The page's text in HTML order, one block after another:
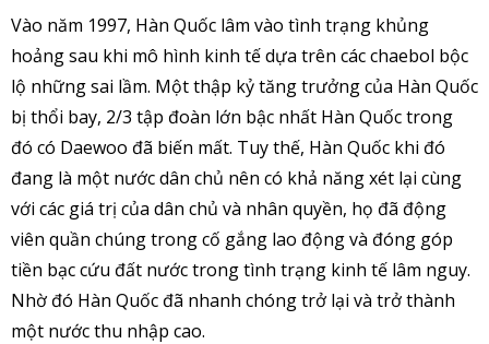
Vào năm 1997, Hàn Quốc lâm vào tình trạng khủng
hoảng sau khi mô hình kinh tế dựa trên các chaebol bộc
lộ những sai lầm. Một thập kỷ tăng trưởng của Hàn Quốc
bị thổi bay, 2/3 tập đoàn lớn bậc nhất Hàn Quốc trong
đó có Daewoo đã biến mất. Tuy thế, Hàn Quốc khi đó
đang là một nước dân chủ nên có khả năng xét lại cùng
với các giá trị của dân chủ và nhân quyền, họ đã động
viên quần chúng trong cố gắng lao động và đóng góp
tiền bạc cứu đất nước trong tình trạng kinh tế lâm nguy.
Nhờ đó Hàn Quốc đã nhanh chóng trở lại và trở thành
một nước thu nhập cao.